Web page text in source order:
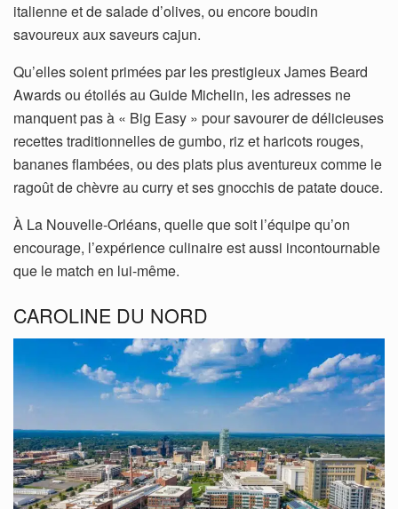
italienne et de salade d’olives, ou encore boudin
savoureux aux saveurs cajun.
Qu’elles soient primées par les prestigieux James Beard
Awards ou étoilés au Guide Michelin, les adresses ne
manquent pas à « Big Easy » pour savourer de délicieuses
recettes traditionnelles de gumbo, riz et haricots rouges,
bananes flambées, ou des plats plus aventureux comme le
ragoût de chèvre au curry et ses gnocchis de patate douce.
À La Nouvelle-Orléans, quelle que soit l’équipe qu’on
encourage, l’expérience culinaire est aussi incontournable
que le match en lui-même.
­CAROLINE DU NORD